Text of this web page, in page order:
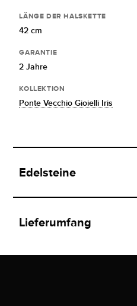
LÄNGE DER HALSKETTE
42 cm
GARANTIE
2 Jahre
KOLLEKTION
Ponte Vecchio Gioielli Iris
Edelsteine
Lieferumfang